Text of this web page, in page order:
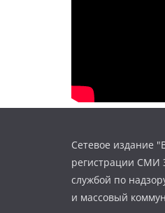
Сетевое издание
регистрации СМИ
службой по
и массовый